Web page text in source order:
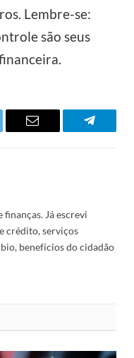
Lembre-se:
são seus
Email
finanças. Já escrevi
crédito, serviços
benefícios do cidadão